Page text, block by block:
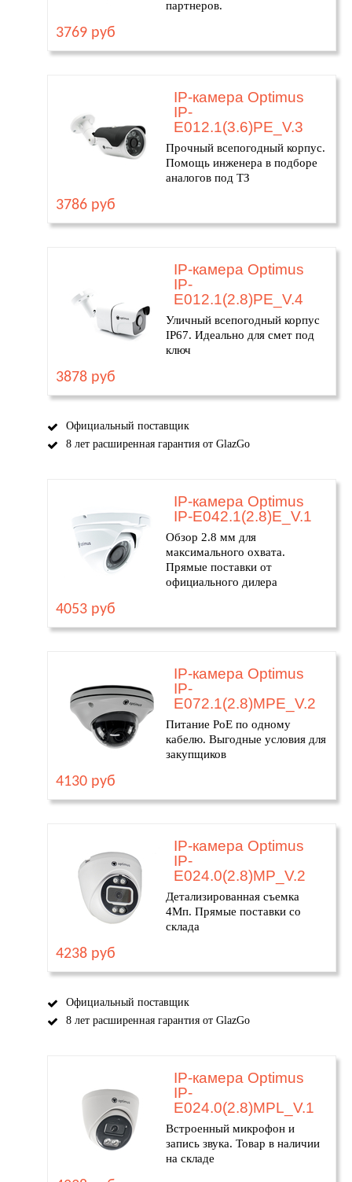
партнеров.
3769 руб
IP-камера Optimus
IP-
E012.1(3.6)PE_V.3
Прочный всепогодный корпус.
Помощь инженера в подборе
аналогов под ТЗ
3786 руб
IP-камера Optimus
IP-
E012.1(2.8)PE_V.4
Уличный всепогодный корпус
IP67. Идеально для смет под
ключ
3878 руб
Официальный поставщик
8 лет расширенная гарантия от GlazGo
IP-камера Optimus
IP-E042.1(2.8)E_V.1
Обзор 2.8 мм для
максимального охвата.
Прямые поставки от
официального дилера
4053 руб
IP-камера Optimus
IP-
E072.1(2.8)MPE_V.2
Питание PoE по одному
кабелю. Выгодные условия для
закупщиков
4130 руб
IP-камера Optimus
IP-
E024.0(2.8)MP_V.2
Детализированная съемка
4Мп. Прямые поставки со
склада
4238 руб
Официальный поставщик
8 лет расширенная гарантия от GlazGo
IP-камера Optimus
IP-
E024.0(2.8)MPL_V.1
Встроенный микрофон и
запись звука. Товар в наличии
на складе